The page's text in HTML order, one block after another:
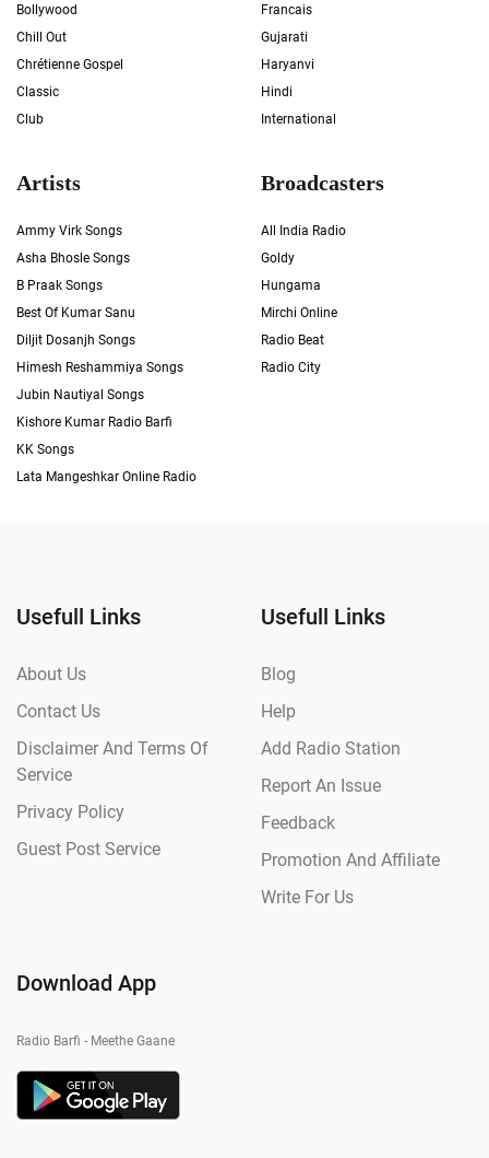
Bollywood
Chill Out
Chrétienne Gospel
Classic
Club
Francais
Gujarati
Haryanvi
Hindi
International
Artists
Ammy Virk Songs
Asha Bhosle Songs
B Praak Songs
Best Of Kumar Sanu
Diljit Dosanjh Songs
Himesh Reshammiya Songs
Jubin Nautiyal Songs
Kishore Kumar Radio Barfi
KK Songs
Lata Mangeshkar Online Radio
Broadcasters
All India Radio
Goldy
Hungama
Mirchi Online
Radio Beat
Radio City
Usefull Links
About Us
Contact Us
Disclaimer And Terms Of
Service
Privacy Policy
Guest Post Service
Usefull Links
Blog
Help
Add Radio Station
Report An Issue
Feedback
Promotion And Affiliate
Write For Us
Download App
Radio Barfi - Meethe Gaane